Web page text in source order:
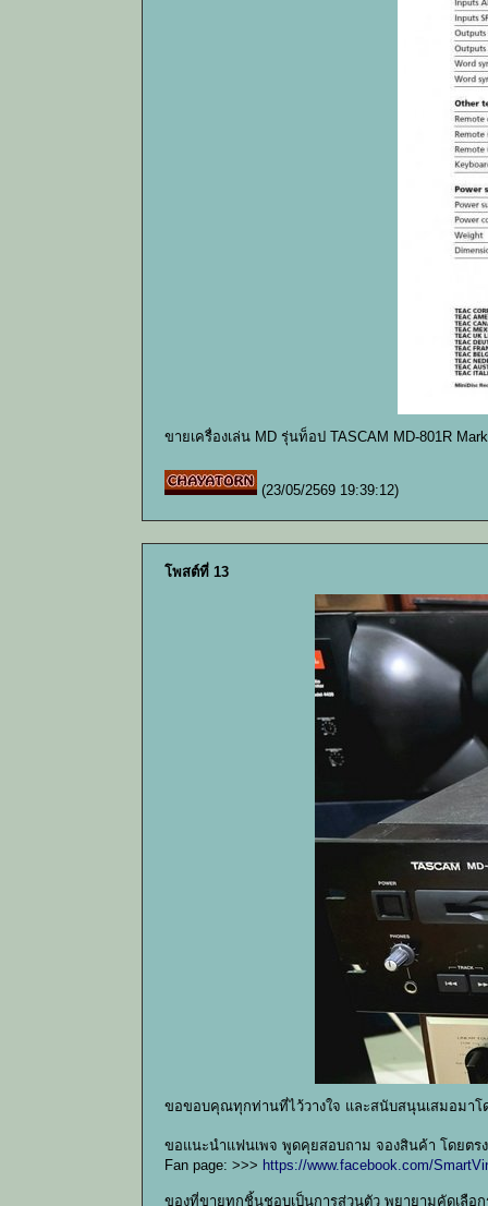
ขายเครื่องเล่น MD รุ่นท็อป TASCAM MD-801R
(23/05/2569 19:39:12)
โพสต์ที่ 13
ขอขอบคุณทุกท่านที่ไว้วางใจ และสนับสนุนเสมอมาโ
ขอแนะนำแฟนเพจ พูดคุยสอบถาม จองสินค้า โดยตร
Fan page: >>> https://www.facebook.com/
ของที่ขายทุกชิ้นชอบเป็นการส่วนตัว พยายามคัดเลือ